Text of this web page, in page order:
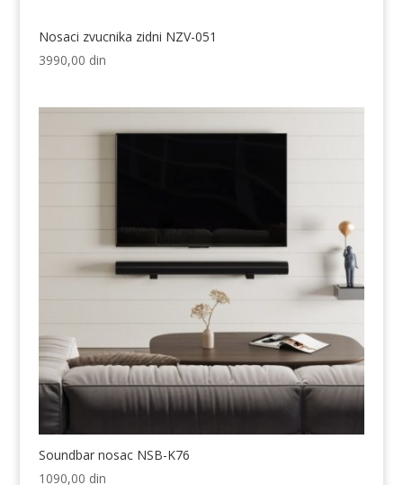
Nosaci zvucnika zidni NZV-051
3990,00 din
Soundbar nosac NSB-K76
1090,00 din